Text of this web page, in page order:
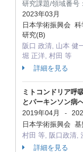
研究課題/領域番号：
2023年03月
日本学術振興会
研究(B)
阪口 政清, 山本 健
堀 正洋, 村田 等
詳細を見る
ミトコンドリア呼
とパーキンソン病
2019年04月
-
日本学術振興会 基
村田 等, 阪口政清,
詳細を見る